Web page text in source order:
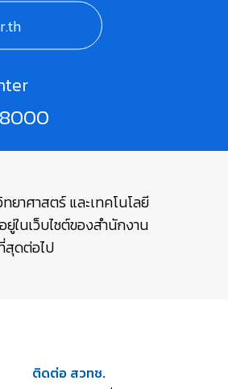
าศาสตร์ และเทคโนโลยี
ในเว็บไซต์ของสำนักงาน
สุดต่อไป
ติดต่อ สวทช.